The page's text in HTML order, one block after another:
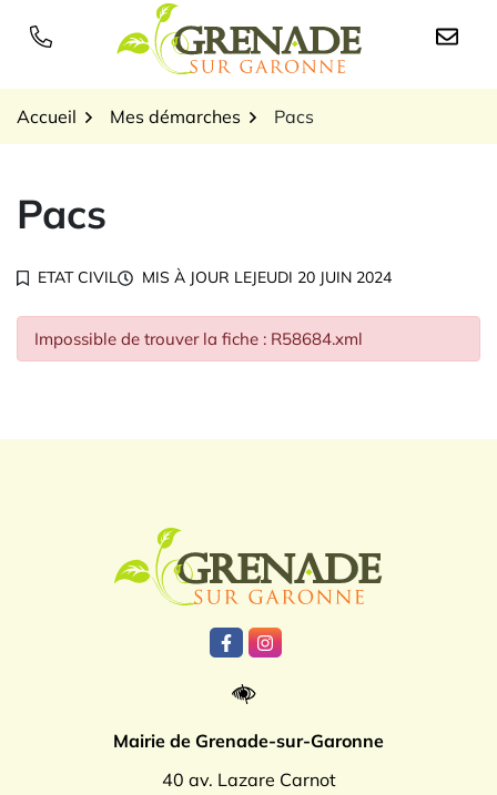
Logo Grenade sur
Accueil Mes démarches Pacs
Pacs
ETAT CIVIL MIS À JOUR LEJEUDI 20 JUIN 2024
Impossible de trouver la fiche : R58684.xml
Lien vers le compte Facebook
Lien vers le compte
Mairie de Grenade-sur-Garonne
40 av. Lazare Carnot